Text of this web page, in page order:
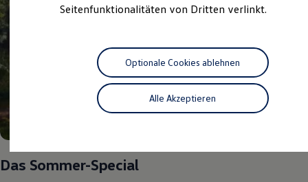
Klimafreundlicher Strom
Ladezeitensimulator
Ladelösungen für Privatkunden
Ladelösungen für Gewerbekunden
Wallbox und Ladekabel
Bidirektionales Laden
Förderung & Kosten der Elektrofahrzeuge
Kostensimulator
Autonomes Fahren
Mehr zum ID. Buzz
Das Sommer-Special
Seitenfunktionalitäten von Dritten verlinkt.
Alle Akzeptieren
Optionale Cookies ablehnen